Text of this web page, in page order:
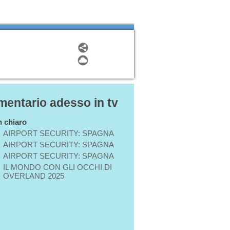
adesso in tv
chiaro
AIRPORT SECURITY: SPAGNA
AIRPORT SECURITY: SPAGNA
AIRPORT SECURITY: SPAGNA
IL MONDO CON GLI OCCHI DI
OVERLAND 2025